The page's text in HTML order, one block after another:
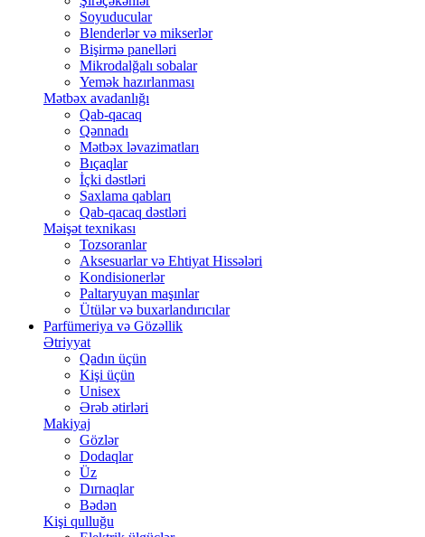
Soyuducular
Blenderlər və mikserlər
Bişirmə panelləri
Mikrodalğalı sobalar
Yemək hazırlanması
Mətbəx avadanlığı
Qab-qacaq
Qənnadı
Mətbəx ləvazimatları
Bıçaqlar
İçki dəstləri
Saxlama qabları
Qab-qacaq dəstləri
Məişət texnikası
Tozsoranlar
Aksesuarlar və Ehtiyat Hissələri
Kondisionerlər
Paltaryuyan maşınlar
Ütülər və buxarlandırıcılar
Parfümeriya və Gözəllik
Ətriyyat
Qadın üçün
Kişi üçün
Unisex
Ərəb ətirləri
Makiyaj
Gözlər
Dodaqlar
Üz
Dırnaqlar
Bədən
Kişi qulluğu